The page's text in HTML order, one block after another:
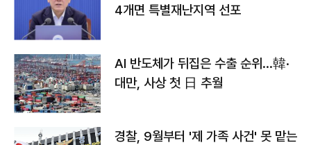
4개면 특별재난지역 선포
AI 반도체가 뒤집은 수출 순위…韓·
대만, 사상 첫 日 추월
경찰, 9월부터 '제 가족 사건' 못 맡는